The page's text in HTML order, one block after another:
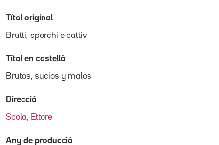
Títol original
Brutti, sporchi e cattivi
Títol en castellà
Brutos, sucios y malos
Direcció
Scola, Ettore
Any de producció